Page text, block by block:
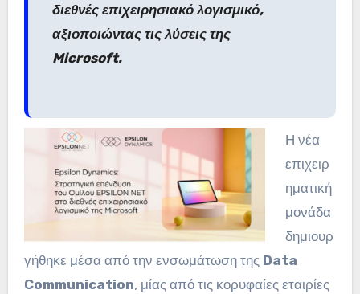
διεθνές επιχειρησιακό λογισμικό,
αξιοποιώντας τις λύσεις της
Microsoft.
Η νέα
επιχειρ
ηματική
μονάδα
δημιουρ
γήθηκε μέσα από την ενσωμάτωση της Data
Communication, μίας από τις κορυφαίες εταιρίες